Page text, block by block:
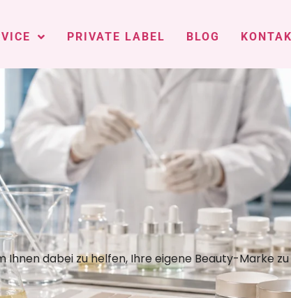
PRIVATE LABEL BLOG
dabei zu helfen, Ihre eigene Beauty-Marke